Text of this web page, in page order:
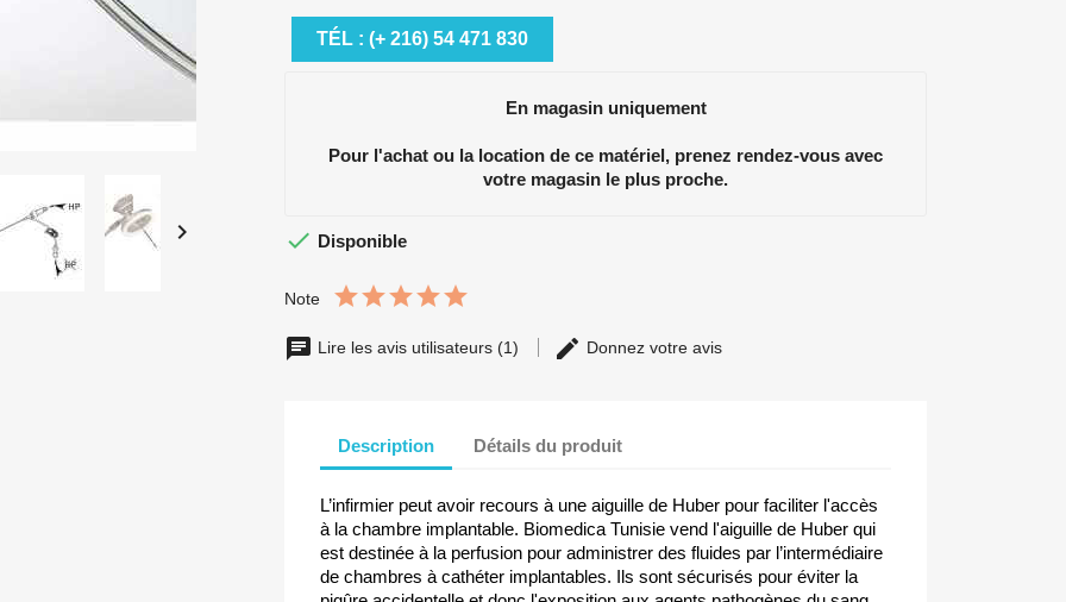

TÉL : (+ 216) 54 471 830
En magasin uniquement
Pour l'achat ou la location de ce matériel, prenez rendez-vous avec
votre magasin le plus proche.
 Disponible
Note
Lire les avis utilisateurs (1) Donnez votre avis
Description Détails du produit
L’infirmier peut avoir recours à une aiguille de Huber pour faciliter l'accès
à la chambre implantable. Biomedica Tunisie vend l'aiguille de Huber qui
est destinée à la perfusion pour administrer des fluides par l’intermédiaire
de chambres à cathéter implantables. Ils sont sécurisés pour éviter la